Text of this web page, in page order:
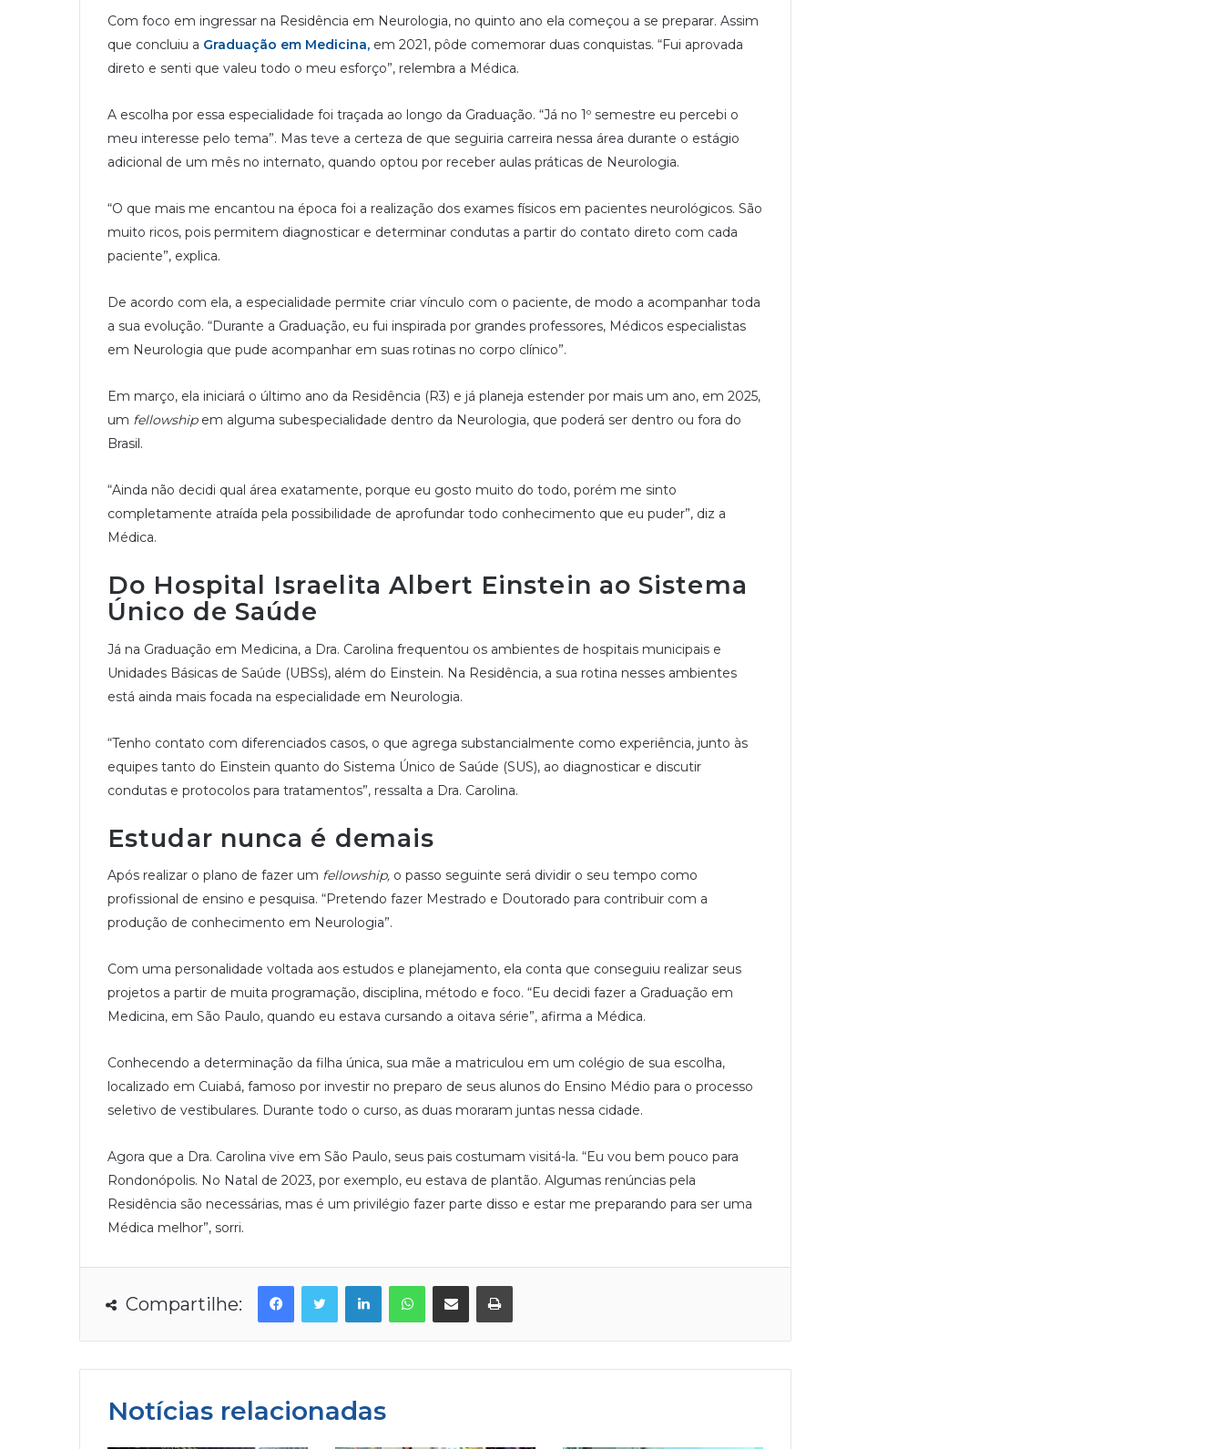
Com foco em ingressar na Residência em Neurologia, no quinto ano ela começou a se preparar. Assim
que concluiu a Graduação em Medicina, em 2021, pôde comemorar duas conquistas. “Fui aprovada
direto e senti que valeu todo o meu esforço”, relembra a Médica.
A escolha por essa especialidade foi traçada ao longo da Graduação. “Já no 1º semestre eu percebi o
meu interesse pelo tema”. Mas teve a certeza de que seguiria carreira nessa área durante o estágio
adicional de um mês no internato, quando optou por receber aulas práticas de Neurologia.
“O que mais me encantou na época foi a realização dos exames físicos em pacientes neurológicos. São
muito ricos, pois permitem diagnosticar e determinar condutas a partir do contato direto com cada
paciente”, explica.
De acordo com ela, a especialidade permite criar vínculo com o paciente, de modo a acompanhar toda
a sua evolução. “Durante a Graduação, eu fui inspirada por grandes professores, Médicos especialistas
em Neurologia que pude acompanhar em suas rotinas no corpo clínico”.
Em março, ela iniciará o último ano da Residência (R3) e já planeja estender por mais um ano, em 2025,
um fellowshipem alguma subespecialidade dentro da Neurologia, que poderá ser dentro ou fora do
Brasil.
“Ainda não decidi qual área exatamente, porque eu gosto muito do todo, porém me sinto
completamente atraída pela possibilidade de aprofundar todo conhecimento que eu puder”, diz a
Médica.
Do Hospital Israelita Albert Einstein ao Sistema
Único de Saúde
Já na Graduação em Medicina, a Dra. Carolina frequentou os ambientes de hospitais municipais e
Unidades Básicas de Saúde (UBSs), além do Einstein. Na Residência, a sua rotina nesses ambientes
está ainda mais focada na especialidade em Neurologia.
“Tenho contato com diferenciados casos, o que agrega substancialmente como experiência, junto às
equipes tanto do Einstein quanto do Sistema Único de Saúde (SUS), ao diagnosticar e discutir
condutas e protocolos para tratamentos”, ressalta a Dra. Carolina.
Estudar nunca é demais
Após realizar o plano de fazer um fellowship, o passo seguinte será dividir o seu tempo como
profissional de ensino e pesquisa. “Pretendo fazer Mestrado e Doutorado para contribuir com a
produção de conhecimento em Neurologia”.
Com uma personalidade voltada aos estudos e planejamento, ela conta que conseguiu realizar seus
projetos a partir de muita programação, disciplina, método e foco. “Eu decidi fazer a Graduação em
Medicina, em São Paulo, quando eu estava cursando a oitava série”, afirma a Médica.
Conhecendo a determinação da filha única, sua mãe a matriculou em um colégio de sua escolha,
localizado em Cuiabá, famoso por investir no preparo de seus alunos do Ensino Médio para o processo
seletivo de vestibulares. Durante todo o curso, as duas moraram juntas nessa cidade.
Agora que a Dra. Carolina vive em São Paulo, seus pais costumam visitá-la. “Eu vou bem pouco para
Rondonópolis. No Natal de 2023, por exemplo, eu estava de plantão. Algumas renúncias pela
Residência são necessárias, mas é um privilégio fazer parte disso e estar me preparando para ser uma
Médica melhor”, sorri.
Compartilhe:
Linkedin WhatsApp
Notícias relacionadas